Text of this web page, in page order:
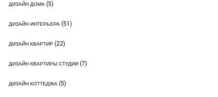
ДИЗАЙН ДОМА(5)
ДИЗАЙН ИНТЕРЬЕРА(51)
ДИЗАЙН КВАРТИР(22)
ДИЗАЙН КВАРТИРЫ СТУДИИ(7)
ДИЗАЙН КОТТЕДЖА(5)